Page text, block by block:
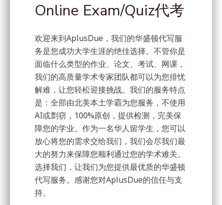
Online Exam/Quiz代考
欢迎来到AplusDue，我们的华盛顿代写服
务是您成功大学生涯的绝佳选择。不管你是
面临什么类型的作业、论文、考试、网课，
我们的高质量学术专家团队都可以为您排忧
解难，让您轻松迎接挑战。我们的服务特点
是：全部由北美本土学霸为您服务，不使用
AI或剽窃，100%原创，提供检测，完美保
障您的学业。作为一名华人留学生，您可以
放心将您的需求交给我们，我们会尽我们最
大的努力来保障您顺利通过您的学术难关。
选择我们，让我们为您提供最优质的华盛顿
代写服务。感谢您对AplusDue的信任与支
持。